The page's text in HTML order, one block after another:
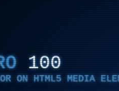
100
ON HTML5 MEDIA